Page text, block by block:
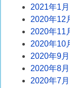
2021年1月
2020年12
2020年11
2020年10
2020年9月
2020年8月
2020年7月